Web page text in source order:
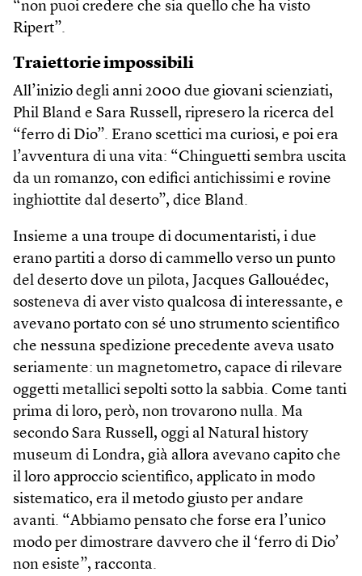
“non puoi credere che sia quello che ha visto
Ripert”.
Traiettorie impossibili
All’inizio degli anni 2000 due giovani scienziati,
Phil Bland e Sara Russell, ripresero la ricerca del
“ferro di Dio”. Erano scettici ma curiosi, e poi era
l’avventura di una vita: “Chinguetti sembra uscita
da un romanzo, con edifici antichissimi e rovine
inghiottite dal deserto”, dice Bland.
Insieme a una troupe di documentaristi, i due
erano partiti a dorso di cammello verso un punto
del deserto dove un pilota, Jacques Galloué­dec,
sosteneva di aver visto qualcosa di interessante, e
avevano portato con sé uno strumento scientifico
che nessuna spedizione precedente aveva usato
seriamente: un magnetometro, capace di rilevare
oggetti metallici sepolti sotto la sabbia. Come tanti
prima di loro, però, non trovarono nulla. Ma
secondo Sara Russell, oggi al Natural history
museum di Londra, già allora avevano capito che
il loro approccio scientifico, applicato in modo
sistematico, era il metodo giusto per andare
avanti. “Abbiamo pensato che forse era l’unico
modo per dimostrare davvero che il ‘ferro di Dio’
non esiste”, racconta.